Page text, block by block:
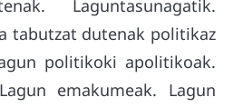
Laguntasunagatik.
tabutzat dutenak politikaz
politikoki apolitikoak.
emakumeak. Lagun